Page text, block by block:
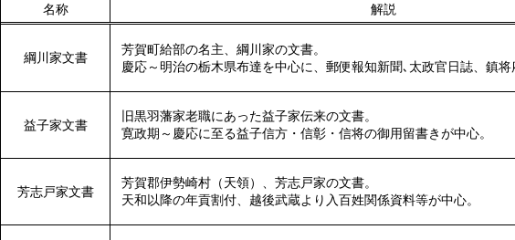
名称 解説
綱川家文書
芳賀町給部の名主、綱川家の文書。
慶応～明治の栃木県布達を中心に、郵便報知新聞､太政官日誌、鎮将
益子家文書
旧黒羽藩家老職にあった益子家伝来の文書。
寛政期～慶応に至る益子信方・信彰・信将の御用留書きが中心。
芳志戸家文書
芳賀郡伊勢崎村（天領）、芳志戸家の文書。
天和以降の年貢割付、越後武蔵より入百姓関係資料等が中心。